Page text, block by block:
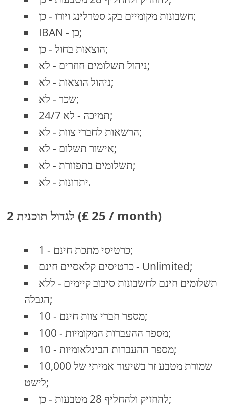
חשבונות מקומיים בקג סטרלינג ויורו - כן;
IBAN - כן;
הוצאות בחול - כן;
ניהול תשלומים חוזרים - לא;
ניהול הוצאות - לא;
שכר - לא;
24/7 תמיכה - לא;
הרשאות לחברי צוות - לא;
אישור תשלום - לא;
תשלומים בתפזורת - לא;
יתרונות - לא.
2 לגדול תוכנית (£ 25 / month)
כרטיסי מתכת חינם - 1;
כרטיסים קלאסיים חינם - Unlimited;
תשלומים חינם לחשבונות סיבוב קיימים - ללא
הגבלה;
מספר חברי צוות חינם - 10;
מספר ההעברות המקומיות - 100;
מספר ההעברות הבינלאומיות - 10;
שמורת מטבע זר בשיעור אמיתי של 10,000
לישט;
להחזיק ולהחליף 28 מטבעות - כן;